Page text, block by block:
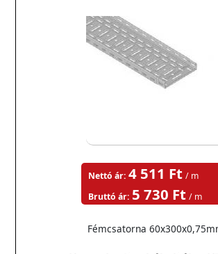
Fémcsatorna
Nettó ár: 4 511 Ft / m
Bruttó ár: 5 730 Ft / m